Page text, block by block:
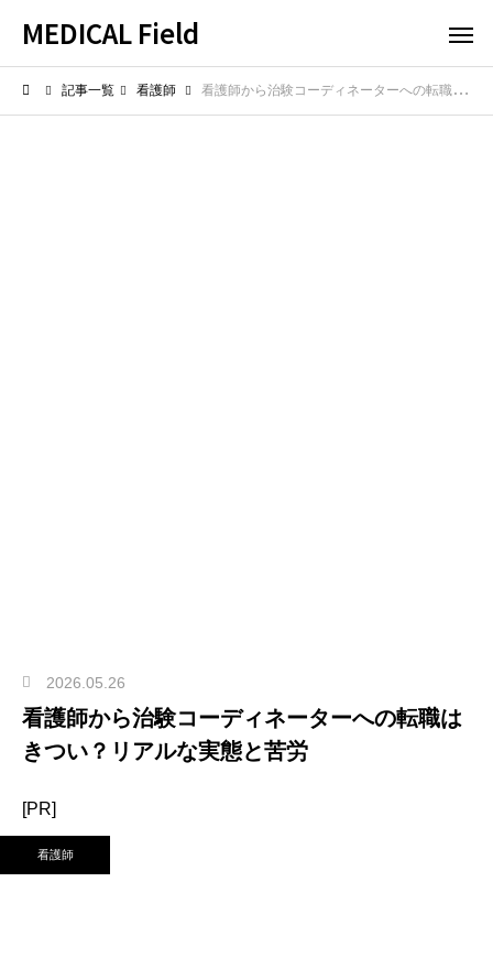
MEDICAL Field
記事一覧 看護師 看護師から治験コーディネーターへの転職はきつい？リアルな実態と苦労
2026.05.26
看護師から治験コーディネーターへの転職は
きつい？リアルな実態と苦労
[PR]
看護師